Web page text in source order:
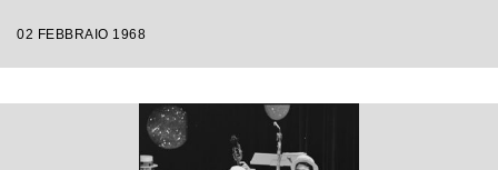
02 FEBBRAIO 1968